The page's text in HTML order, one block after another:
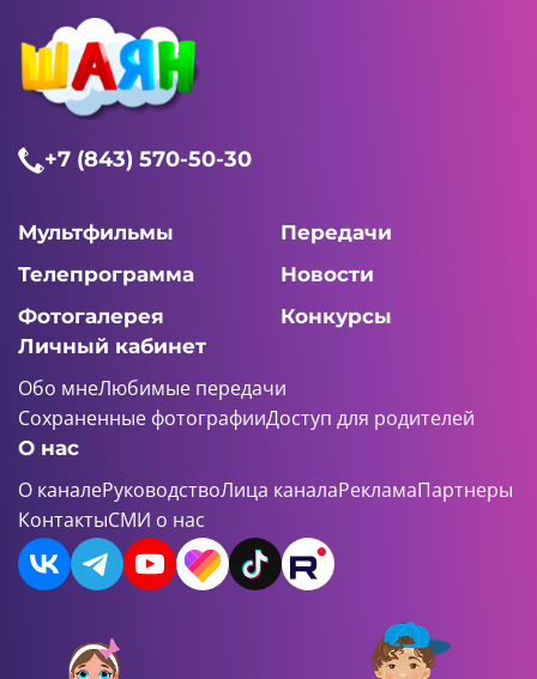
+7 (843) 570-50-30
Мультфильмы
Передачи
Телепрограмма
Новости
Фотогалерея
Конкурсы
Личный кабинет
Обо мнеЛюбимые передачи
Сохраненные фотографииДоступ для родителей
О нас
О каналеРуководствоЛица каналаРекламаПартнеры
КонтактыСМИ о нас